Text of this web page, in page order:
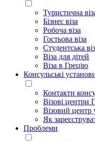
Туристична
Бізнес віза
Робоча віза
Гостьова віза
Студентська
Віза для дітей
Віза в Грецію
Консульські
Контакти
Візові центри
Візовий центр
Як
Проблеми